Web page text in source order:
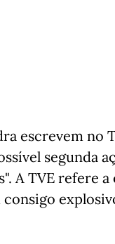
escrevem
segunda
A TVE refere